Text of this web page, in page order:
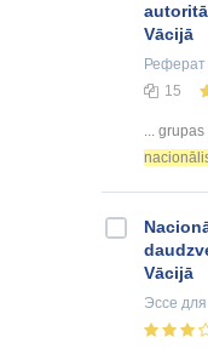
Vācijā
Реферат
15
...
Vācijā
Эссе